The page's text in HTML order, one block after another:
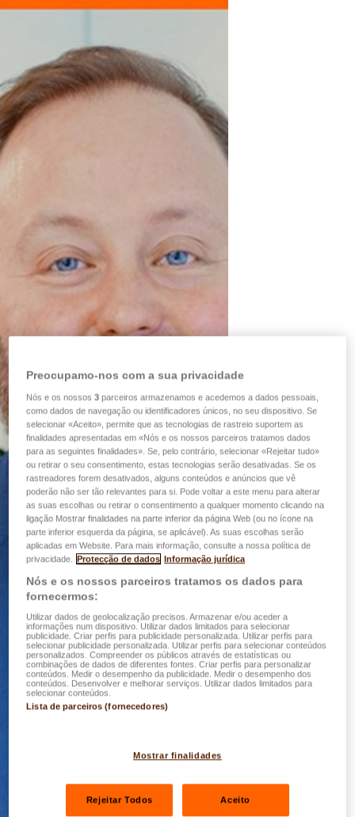
Preocupamo-nos com a sua privacidade
Nós e os nossos3 parceiros armazenamos e acedemos a dados pessoais,
como dados de navegação ou identificadores únicos, no seu dispositivo. Se
selecionar «Aceito», permite que as tecnologias de rastreio suportem as
finalidades apresentadas em «Nós e os nossos parceiros tratamos dados
para as seguintes finalidades». Se, pelo contrário, selecionar «Rejeitar tudo»
ou retirar o seu consentimento, estas tecnologias serão desativadas. Se os
rastreadores forem desativados, alguns conteúdos e anúncios que vê
poderão não ser tão relevantes para si. Pode voltar a este menu para alterar
as suas escolhas ou retirar o consentimento a qualquer momento clicando na
ligação Mostrar finalidades na parte inferior da página Web (ou no ícone na
parte inferior esquerda da página, se aplicável). As suas escolhas serão
aplicadas em Website. Para mais informação, consulte a nossa política de
privacidade. Protecção de dados Informação jurídica
Nós e os nossos parceiros tratamos os dados para
fornecermos:
Utilizar dados de geolocalização precisos. Armazenar e/ou aceder a
informações num dispositivo. Utilizar dados limitados para selecionar
publicidade. Criar perfis para publicidade personalizada. Utilizar perfis para
selecionar publicidade personalizada. Utilizar perfis para selecionar conteúdos
personalizados. Compreender os públicos através de estatísticas ou
combinações de dados de diferentes fontes. Criar perfis para personalizar
conteúdos. Medir o desempenho da publicidade. Medir o desempenho dos
conteúdos. Desenvolver e melhorar serviços. Utilizar dados limitados para
selecionar conteúdos.
Lista de parceiros (fornecedores)
Mostrar finalidades
Rejeitar Todos Aceito